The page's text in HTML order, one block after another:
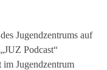
Jugendzentrums auf
Podcast“
Jugendzentrum